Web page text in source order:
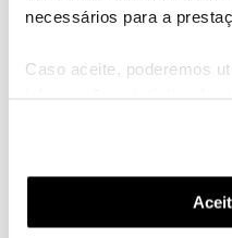
necessários para a
Caso aceite, poderemos
funcionalidades (cookies
funcionalidade) e adaptar
(cookies de publicidade
utilização dos cookies
Hall of Fame